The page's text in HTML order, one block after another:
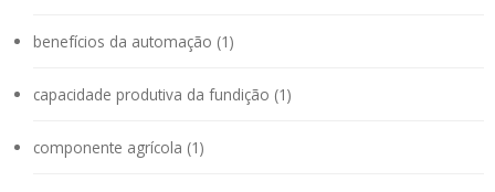
benefícios da automação (1)
capacidade produtiva da fundição (1)
componente agrícola (1)